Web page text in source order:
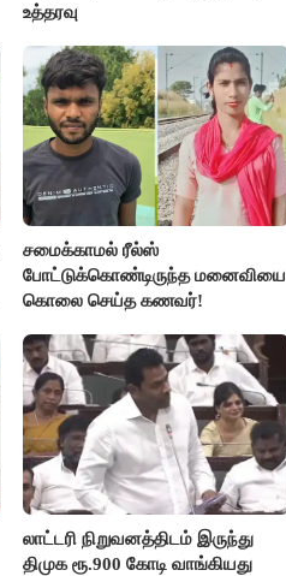
உத்தரவு
சமைக்காமல் ரீல்ஸ்
போட்டுக்கொண்டிருந்த மனைவியை
கொலை செய்த கணவர்!
லாட்டரி நிறுவனத்திடம் இருந்து
திமுக ரூ.900 கோடி வாங்கியது